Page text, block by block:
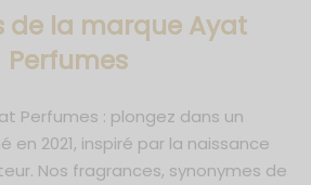
de la marque Ayat
Perfumes
Perfumes : plongez dans un
en 2021, inspiré par la naissance
Nos fragrances, synonymes de